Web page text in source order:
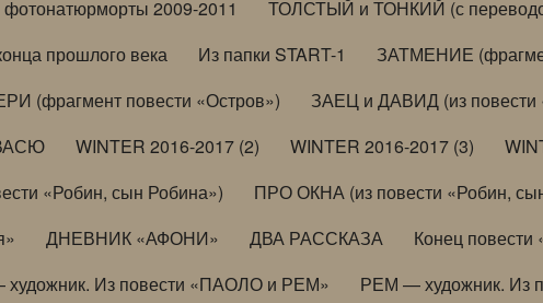
2009-2011
ТОЛСТЫЙ и ТОНКИЙ (с
прошлого века Из папки START-1
ЗАТМЕНИЕ
(фрагмент повести «Остров»)
ЗАЕЦ и ДАВИД (из повести
WINTER 2016-2017 (2) WINTER 2016-2017 (3)
«Робин, сын Робина»)
ПРО ОКНА (из повести «Робин,
ДНЕВНИК «АФОНИ» ДВА РАССКАЗА Конец
Из повести «ПАОЛО и РЕМ»
РЕМ — художник. Из